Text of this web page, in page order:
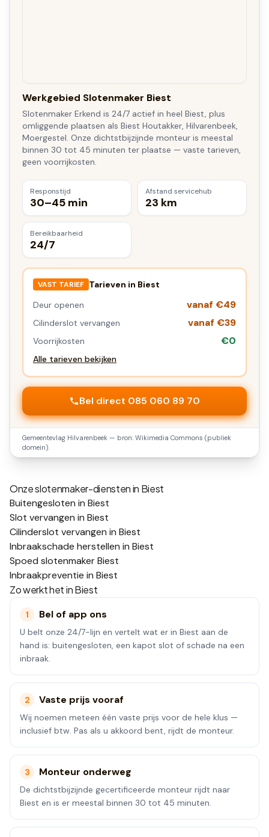
Werkgebied Slotenmaker Biest
Slotenmaker Erkend is 24/7 actief in heel Biest, plus
omliggende plaatsen als Biest Houtakker, Hilvarenbeek,
Moergestel. Onze dichtstbijzijnde monteur is meestal
binnen 30 tot 45 minuten ter plaatse — vaste tarieven,
geen voorrijkosten.
Responstijd
30–45 min
Afstand servicehub
23 km
Bereikbaarheid
24/7
VAST TARIEF Tarieven in Biest
Deur openen
vanaf €49
Cilinderslot vervangen vanaf €39
Voorrijkosten €0
Alle tarieven bekijken
Bel direct 085 060 89 70
Gemeentevlag Hilvarenbeek — bron: Wikimedia Commons (publiek
domein).
Onze slotenmaker-diensten in Biest
Buitengesloten in Biest
Slot vervangen in Biest
Cilinderslot vervangen in Biest
Inbraakschade herstellen in Biest
Spoed slotenmaker Biest
Inbraakpreventie in Biest
Zo werkt het inBiest
1 Bel of app ons
U belt onze 24/7-lijn en vertelt wat er in Biest aan de
hand is: buitengesloten, een kapot slot of schade na een
inbraak.
2 Vaste prijs vooraf
Wij noemen meteen één vaste prijs voor de hele klus —
inclusief btw. Pas als u akkoord bent, rijdt de monteur.
3 Monteur onderweg
De dichtstbijzijnde gecertificeerde monteur rijdt naar
Biest en is er meestal binnen 30 tot 45 minuten.